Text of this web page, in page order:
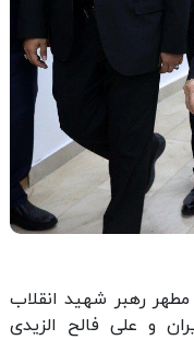
رهبر شهید انقلاب
و علی فالح الزیدی